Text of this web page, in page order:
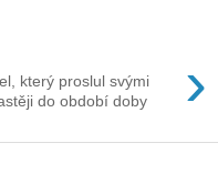
›
který proslul svými
do období doby